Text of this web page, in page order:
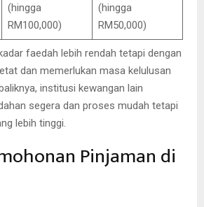
(hingga
RM100,000)
(hingga
RM50,000)
faedah lebih rendah tetapi dengan
dan memerlukan masa kelulusan
institusi kewangan lain
segera dan proses mudah tetapi
lebih tinggi.
Pinjaman di